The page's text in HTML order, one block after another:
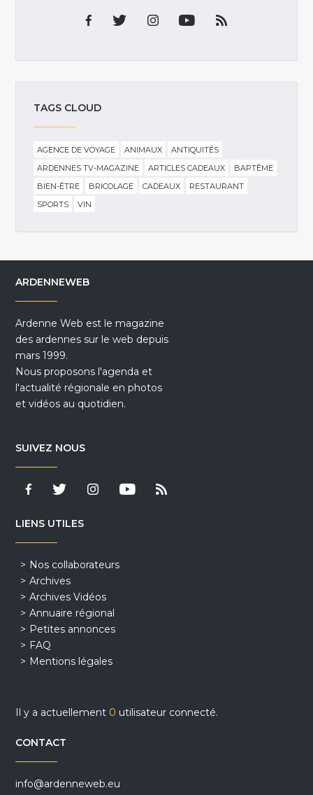
TAGS CLOUD
AGENCE DE VOYAGE ANIMAUX
ANTIQUITÉS
ARDENNES TV-MAGAZINE
ARTICLES CADEAUX
BAPTÊME
BIEN-ÊTRE
BRICOLAGE CADEAUX
RESTAURANT
SPORTS
VIN
ARDENNEWEB
Ardenne Web est le magazine
des ardennes sur le web depuis
mars 1999.
Nous proposons l'agenda et
l'actualité régionale en photos
et vidéos au quotidien.
SUIVEZ NOUS
LIENS UTILES
Nos collaborateurs
Archives
Archives Vidéos
Annuaire régional
Petites annonces
FAQ
Mentions légales
Il y a actuellement 0 utilisateur connecté.
CONTACT
info@ardenneweb.eu